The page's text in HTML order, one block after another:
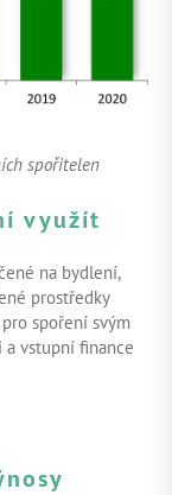
spořitelen
využít
na bydlení,
prostředky
spoření svým
a vstupní finance